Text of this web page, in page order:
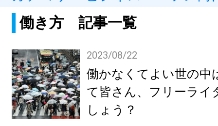
働き方 記事一覧
2023/08/22
働かなくてよい世の中
て皆さん、フリーライ
しょう？